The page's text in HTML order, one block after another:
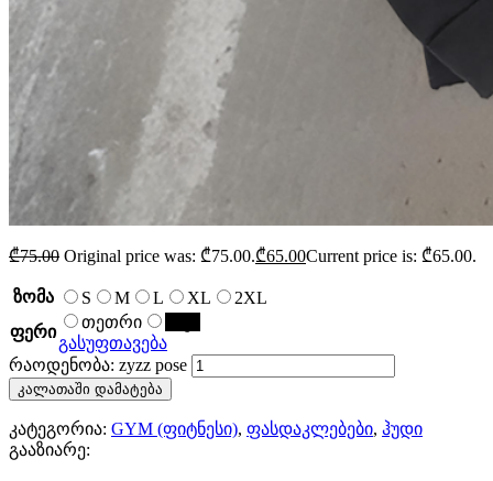
₾75.00 Original price was: ₾75.00.₾65.00Current price is: ₾65.00.
ზომა S M L XL
2XL
ფერი
თეთრი
გასუფთავება
რაოდენობა: zyzz pose
კალათაში დამატება
კატეგორია: GYM (ფიტნესი), ფასდაკლებები, ჰუდი
გააზიარე: